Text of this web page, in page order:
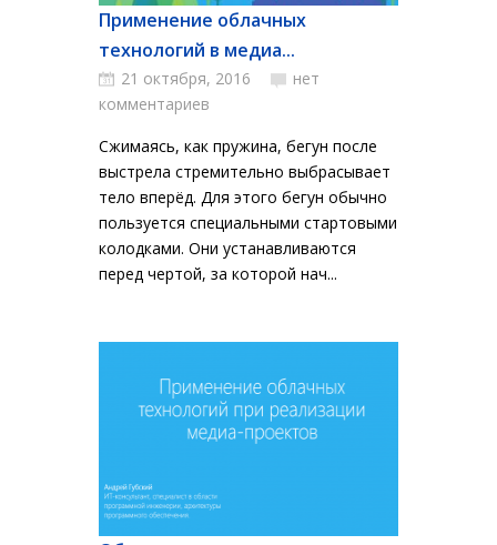
Применение облачных
технологий в медиа...
21 октября, 2016
нет
комментариев
Сжимаясь, как пружина, бегун после
выстрела стремительно выбрасывает
тело вперёд. Для этого бегун обычно
пользуется специальными стартовыми
колодками. Они устанавливаются
перед чертой, за которой нач...